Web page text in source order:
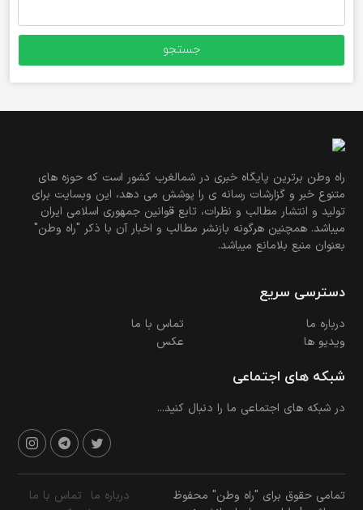
برای:
راه وطن برترین پایگاه خبری در شمالغرب کشور است که حوزه های
متنوع خبر و گزارشات رسانه ی را پوشش می دهد، این وبسایت برای
تولید و انتشار مطالب و نظرات، تابع قوانین جمهوری اسلامی ایران
میباشد. همچنین هرگونه بازنشر مطالب و اخبار آن با ذکر "راه وطن"
بعنوان منبع بلامانع میباشد.
دسترسی سریع
درباره ما
تماس با ما
ویدیو ها
عکس
شبکه های اجتماعی
در شبکه های اجتماعی ما را دنبال کنید...
تمامی حقوق برای "راه وطن" محفوظ
درباره ما
تماس با ما